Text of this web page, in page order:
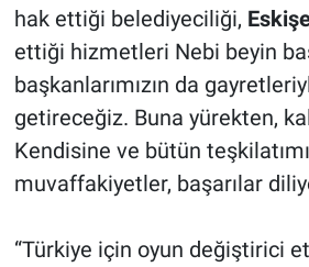
hak ettiği belediyeciliği,
ettiği hizmetleri Nebi beyin
başkanlarımızın da
getireceğiz. Buna yürekten,
Kendisine ve bütün
muvaffakiyetler, başarılar
“Türkiye için oyun değiştirici